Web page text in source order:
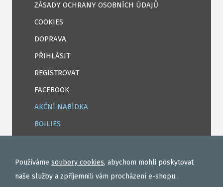
ZÁSADY OCHRANY OSOBNÍCH ÚDAJŮ
COOKIES
DOPRAVA
PŘIHLÁSIT
REGISTROVAT
FACEBOOK
AKČNÍ NABÍDKA
BOILIES
TEKUTÉ
OBALOVAČKY
Používáme soubory cookies, abychom mohli poskytovat
naše služby a zpříjemnili vám procházení e-shopu.